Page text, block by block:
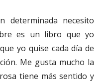
determinada necesito
es un libro que yo
yo quise cada día de
Me gusta mucho la
tiene más sentido y